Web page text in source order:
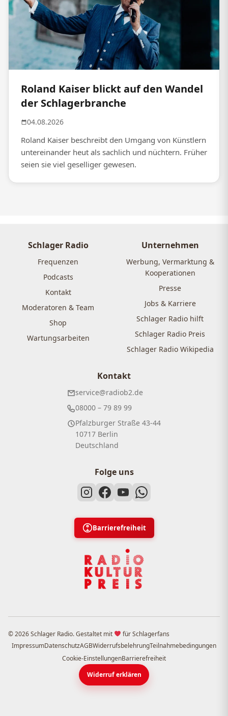
Roland Kaiser blickt auf den Wandel
der Schlagerbranche
04.08.2026
Roland Kaiser beschreibt den Umgang von Künstlern
untereinander heut als sachlich und nüchtern. Früher
seien sie viel geselliger gewesen.
Schlager Radio
Frequenzen
Podcasts
Kontakt
Moderatoren & Team
Shop
Wartungsarbeiten
Unternehmen
Werbung, Vermarktung &
Kooperationen
Presse
Jobs & Karriere
Schlager Radio hilft
Schlager Radio Preis
Schlager Radio Wikipedia
Kontakt
service@radiob2.de
08000 – 79 89 99
Pfalzburger Straße 43-44
10717 Berlin
Deutschland
Folge uns
Barrierefreiheit
© 2026 Schlager Radio. Gestaltet mit
für Schlagerfans
ImpressumDatenschutzAGBWiderrufsbelehrungTeilnahmebedingungen
Cookie-EinstellungenBarrierefreiheit
Widerruf erklären